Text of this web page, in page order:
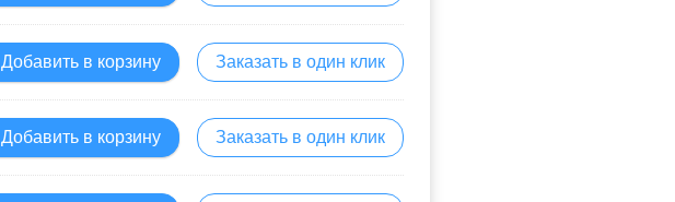
Добавить в корзину Заказать в один клик
Добавить в корзину Заказать в один клик